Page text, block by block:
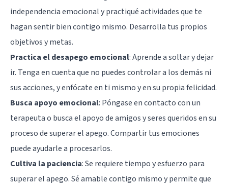
independencia emocional y practiqué actividades que te
hagan sentir bien contigo mismo. Desarrolla tus propios
objetivos y metas.
Practica el desapego emocional: Aprende a soltar y dejar
ir. Tenga en cuenta que no puedes controlar a los demás ni
sus acciones, y enfócate en ti mismo y en su propia felicidad.
Busca apoyo emocional: Póngase en contacto con un
terapeuta o busca el apoyo de amigos y seres queridos en su
proceso de superar el apego. Compartir tus emociones
puede ayudarle a procesarlos.
Cultiva la paciencia: Se requiere tiempo y esfuerzo para
superar el apego. Sé amable contigo mismo y permite que